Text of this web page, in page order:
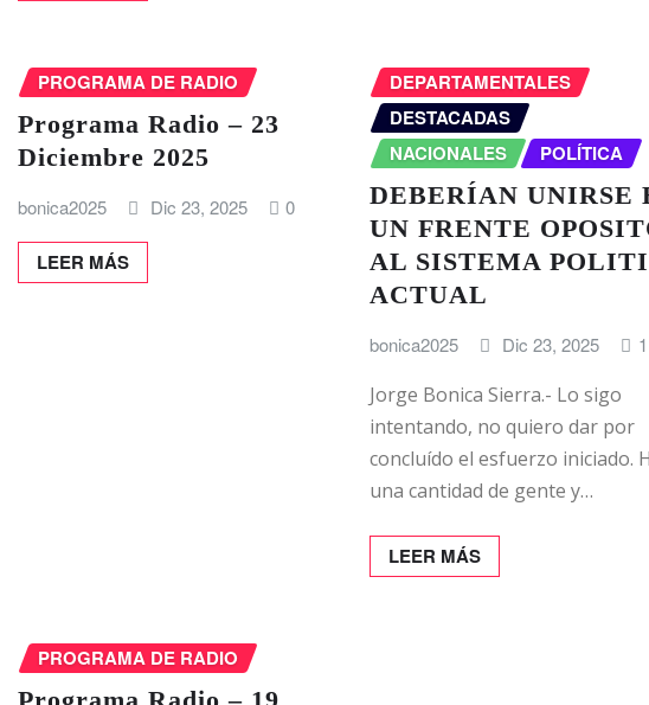
PROGRAMA DE RADIO
Programa Radio – 23
Diciembre 2025
bonica2025 Dic 23, 2025 0
LEER MÁS
DEPARTAMENTALES
DESTACADAS
NACIONALES
POLÍTICA
DEBERÍAN UNIRSE
UN FRENTE
AL SISTEMA
ACTUAL
bonica2025 Dic 23, 2025 1
Jorge Bonica Sierra.- Lo sigo
intentando, no quiero dar por
concluído el esfuerzo iniciado.
una cantidad de gente y…
LEER MÁS
PROGRAMA DE RADIO